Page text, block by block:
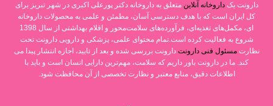
دارونت یکداروخانه آنلاین متعلق به داروخانه دکتر پورعلی اکبری در شهر تبریز برای
کل ایران است که با هدف دسترسی آسان، مطمئن و علمی به محصولات داروخانه
ای، مکمل‌های تغذیه‌ای، فرآورده‌های سلامت‌محور و اقلام بهداشتی از سال 1398
شروع به فعالیت کرده است.تمام محتوای علمی، پزشکی و دارویی دارونت تحت
نظارتمسئول فنی دارونت دارونت بررسی شده و بعد از تایید، اجازه انتشار پیدا می
کند. ما در دارونت باور داریم که سلامت، مهم‌ترین دارایی انسان است و باید با
اطلاعات دقیق، منابع معتبر و نظارت تخصصی از آن محافظت شود.